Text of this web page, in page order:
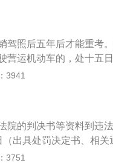
可随时再申请驾驶证，
不同：注销是指到期或
得驾驶证后驾驶证吊销
恶劣的可能会被终生禁
驾照后五年后才能重考
营运机动车的，处十五
重新取得机动车驾驶证
不得重新取得机动车驾驶
驶证，并处一千元以上
酒后驾驶机动车的，处
机动车驾驶证；4、醉酒
饮酒后或者醉酒驾驶机
3941
院的判决书等资料到违
出具处罚决定书、相关
理或事故未处理状态，
3751